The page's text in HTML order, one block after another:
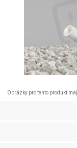
Obrázky pro tento produkt